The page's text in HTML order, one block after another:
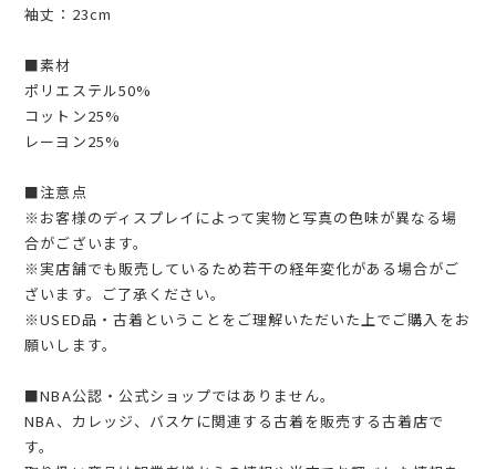
袖丈：23cm
■素材
ポリエステル50%
コットン25%
レーヨン25%
■注意点
※お客様のディスプレイによって実物と写真の色味が異なる場
合がございます。
※実店舗でも販売しているため若干の経年変化がある場合がご
ざいます。ご了承ください。
※USED品・古着ということをご理解いただいた上でご購入をお
願いします。
■NBA公認・公式ショップではありません。
NBA、カレッジ、バスケに関連する古着を販売する古着店で
す。